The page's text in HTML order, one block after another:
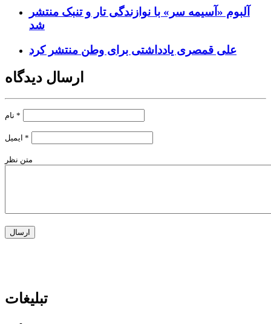
آلبوم «آسیمه سر» با نوازندگی تار و تنبک منتشر
شد
علی قمصری یادداشتی برای وطن منتشر کرد
ارسال دیدگاه
*
*
متن نظر
تبلیغات